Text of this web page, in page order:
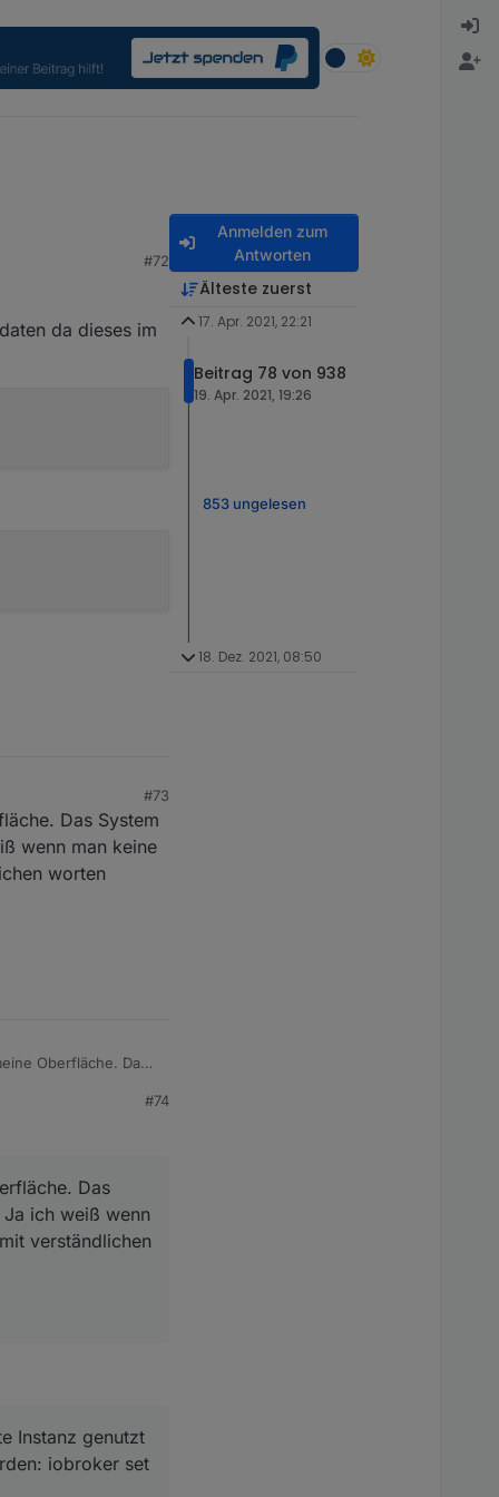
#72
da dieses im
#73
Das System
wenn man keine
worten
Oberfläche. Das
jemand mit
#74
Das
ich weiß wenn
verständlichen
Instanz genutzt
iobroker set
Anmelden zum
Antworten
Älteste zuerst
17. Apr. 2021, 22:21
Beitrag 78 von 938
19. Apr. 2021, 19:26
853 ungelesen
18. Dez. 2021, 08:50